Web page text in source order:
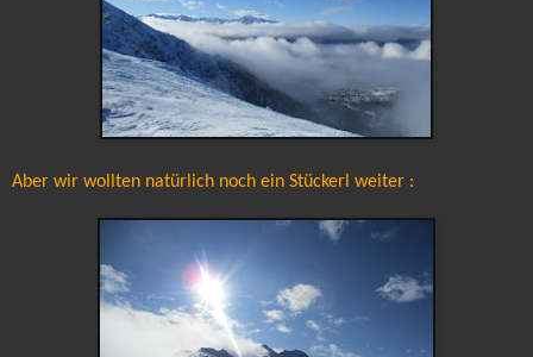
Aber wir wollten natürlich noch ein Stückerl weiter :